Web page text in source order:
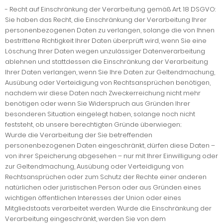
- Recht auf Einschränkung der Verarbeitung gemäß Art. 18 DSGVO:
Sie haben das Recht, die Einschränkung der Verarbeitung Ihrer
personenbezogenen Daten zu verlangen, solange die von Ihnen
bestrittene Richtigkeit Ihrer Daten überprüft wird, wenn Sie eine
Löschung Ihrer Daten wegen unzulässiger Datenverarbeitung
ablehnen und stattdessen die Einschränkung der Verarbeitung
Ihrer Daten verlangen, wenn Sie Ihre Daten zur Geltendmachung,
Ausübung oder Verteidigung von Rechtsansprüchen benötigen,
nachdem wir diese Daten nach Zweckerreichung nicht mehr
benötigen oder wenn Sie Widerspruch aus Gründen Ihrer
besonderen Situation eingelegt haben, solange noch nicht
feststeht, ob unsere berechtigten Gründe überwiegen;
Wurde die Verarbeitung der Sie betreffenden
personenbezogenen Daten eingeschränkt, dürfen diese Daten –
von ihrer Speicherung abgesehen – nur mit Ihrer Einwilligung oder
zur Geltendmachung, Ausübung oder Verteidigung von
Rechtsansprüchen oder zum Schutz der Rechte einer anderen
natürlichen oder juristischen Person oder aus Gründen eines
wichtigen öffentlichen Interesses der Union oder eines
Mitgliedstaats verarbeitet werden. Wurde die Einschränkung der
Verarbeitung eingeschränkt, werden Sie von dem